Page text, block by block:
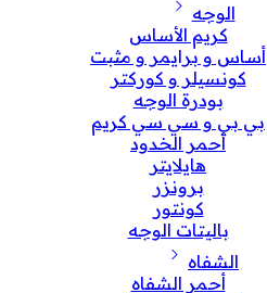
الوجه
كريم الأساس
أساس و برايمر و مثبت
كونسيلر و كوركتر
بودرة الوجه
بي بي و سي سي كريم
أحمر الخدود
هايلايتر
برونزر
كونتور
باليتات الوجه
الشفاه
أحمر الشفاه